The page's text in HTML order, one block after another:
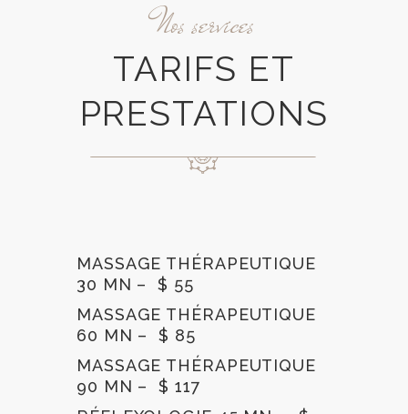
Nos services
TARIFS ET
PRESTATIONS
MASSAGE THÉRAPEUTIQUE
30 MN – $ 55
MASSAGE THÉRAPEUTIQUE
60 MN – $ 85
MASSAGE THÉRAPEUTIQUE
90 MN – $ 117